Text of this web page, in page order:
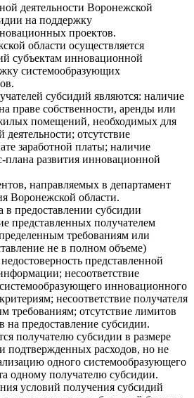
деятельности Воронежской
на поддержку
проектов.
области осуществляется
субъектам инновационной
системообразующих
субсидий являются: наличие
праве собственности, аренды или
помещений, необходимых для
отсутствие
заработной платы; наличие
плана развития инновационной
направляемых в департамент
Воронежской области.
в предоставлении субсидии
представленных получателем
требованиям или
не в полном объеме)
представленной
несоответствие
инновационного
несоответствие получателя
требованиям; отсутствие лимитов
на предоставление субсидии.
получателю субсидии в размере
подтвержденных расходов, но не
одного системообразующего
одному получателю субсидии.
условий получения субсидий